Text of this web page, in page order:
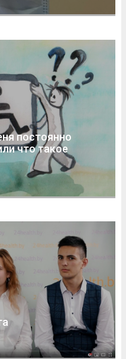
постоянно
что такое